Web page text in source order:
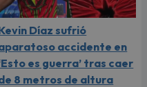
Díaz sufrió
accidente en
es guerra’ tras caer
8 metros de altura